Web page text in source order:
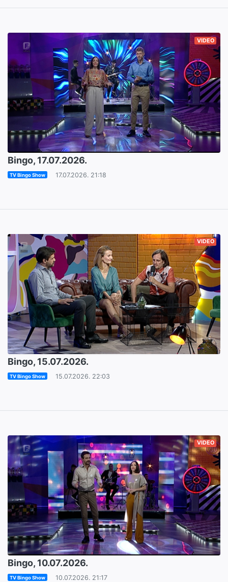
VIDEO
Bingo, 17.07.2026.
TV Bingo Show 17.07.2026. 21:18
VIDEO
Bingo, 15.07.2026.
TV Bingo Show 15.07.2026. 22:03
VIDEO
Bingo, 10.07.2026.
TV Bingo Show 10.07.2026. 21:17